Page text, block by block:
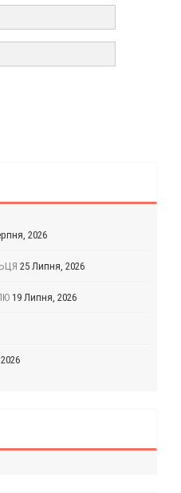
2026
25 Липня, 2026
19 Липня, 2026